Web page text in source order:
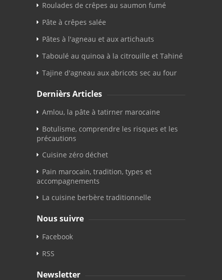
Roulades de crêpes au saumon fumé
Pâte à crêpes salée
Pâtes à l'agneau et aux artichauts
Taboulé au quinoa à la citrouille et Tahiné
Tajine d'agneau aux abricots sec au four
Dernièrs Articles
Amlou, la pâte à tatirner marocaine
Botulisme, comprendre les risques et les
précautions
Cuisine zéro déchet
Pain marocain, tradition, types et
accompagnements
La cuisine berbère traditionnelle
Nous suivre
Facebook
RSS
Newsletter